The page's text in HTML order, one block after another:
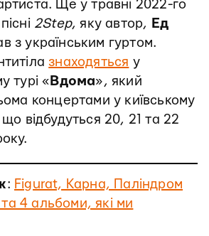
Ще у травні 2022-го
2Step, яку автор,
Ед
з українським гуртом.
знаходяться у
турі « Вдома», який
концертами у київському
відбудуться 20, 21 та 22
: Figurat, Карна, Паліндром
та 4 альбоми, які ми